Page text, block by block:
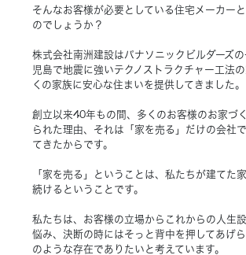
そんなお客様が必要としている住宅メーカー
のでしょうか？
株式会社南洲建設はパナソニックビルダーズ
児島で地震に強いテクノストラクチャー工法
くの家族に安心な住まいを提供してきました。
創立以来40年もの間、多くのお客様のお家づ
られた理由、それは「家を売る」だけの会社
てきたからです。
「家を売る」ということは、私たちが建てた
続けるということです。
私たちは、お客様の立場からこれからの人生
悩み、決断の時にはそっと背中を押してあげ
のような存在でありたいと考えています。